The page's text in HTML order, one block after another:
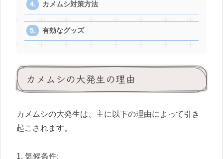
カメムシ対策方法
有効なグッズ
カメムシの大発生の理由
カメムシの大発生は、主に以下の理由によって引き
起こされます。
1. 気候条件: